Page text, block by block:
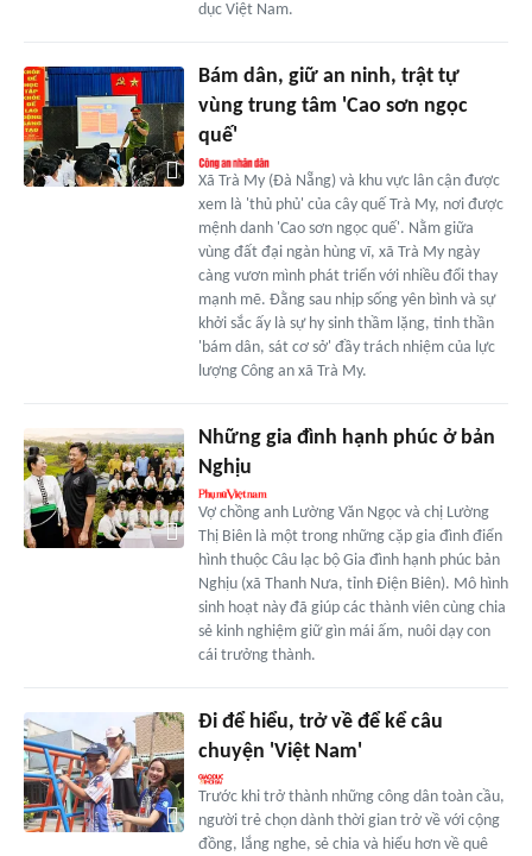
dục Việt Nam.
Bám dân, giữ an ninh, trật tự
vùng trung tâm 'Cao sơn ngọc
quế'
Xã Trà My (Đà Nẵng) và khu vực lân cận được
xem là 'thủ phủ' của cây quế Trà My, nơi được
mệnh danh 'Cao sơn ngọc quế'. Nằm giữa
vùng đất đại ngàn hùng vĩ, xã Trà My ngày
càng vươn mình phát triển với nhiều đổi thay
mạnh mẽ. Đằng sau nhịp sống yên bình và sự
khởi sắc ấy là sự hy sinh thầm lặng, tinh thần
'bám dân, sát cơ sở' đầy trách nhiệm của lực
lượng Công an xã Trà My.
Những gia đình hạnh phúc ở bản
Nghịu
Vợ chồng anh Lường Văn Ngọc và chị Lường
Thị Biên là một trong những cặp gia đình điển
hình thuộc Câu lạc bộ Gia đình hạnh phúc bản
Nghịu (xã Thanh Nưa, tỉnh Điện Biên). Mô hình
sinh hoạt này đã giúp các thành viên cùng chia
sẻ kinh nghiệm giữ gìn mái ấm, nuôi dạy con
cái trưởng thành.
Đi để hiểu, trở về để kể câu
chuyện 'Việt Nam'
Trước khi trở thành những công dân toàn cầu,
người trẻ chọn dành thời gian trở về với cộng
đồng, lắng nghe, sẻ chia và hiểu hơn về quê